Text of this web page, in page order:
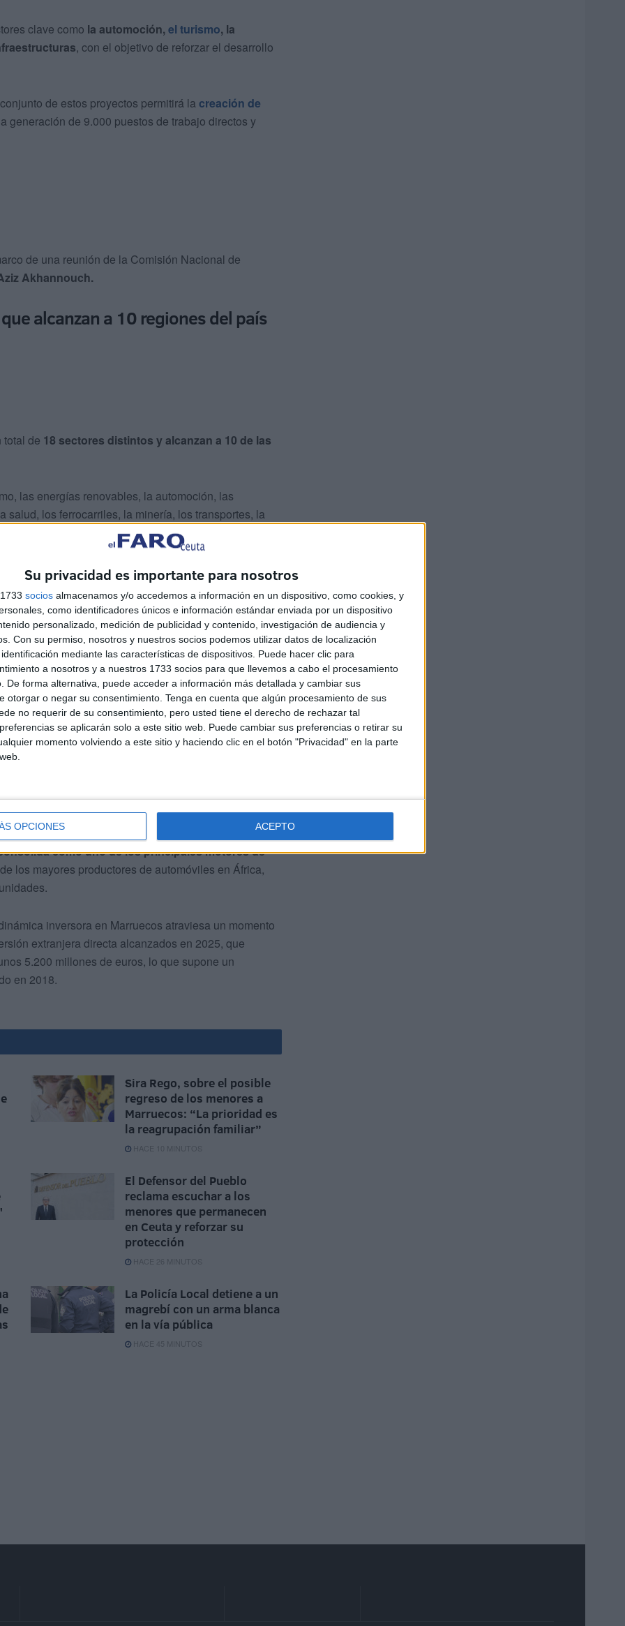
Su privacidad es importante para nosotros
socios almacenamos y/o accedemos a información en un dispositivo, como cookies, y
como identificadores únicos e información estándar enviada por un dispositivo
personalizado, medición de publicidad y contenido, investigación de audiencia y
Con su permiso, nosotros y nuestros socios podemos utilizar datos de localización
mediante las características de dispositivos. Puede hacer clic para
a nosotros y a nuestros 1733 socios para que llevemos a cabo el procesamiento
De forma alternativa, puede acceder a información más detallada y cambiar sus
otorgar o negar su consentimiento. Tenga en cuenta que algún procesamiento de sus
no requerir de su consentimiento, pero usted tiene el derecho de rechazar tal
se aplicarán solo a este sitio web. Puede cambiar sus preferencias o retirar su
momento volviendo a este sitio y haciendo clic en el botón "Privacidad" en la parte
OPCIONES ACEPTO
clave como la automoción, el turismo, la
, con el objetivo de reforzar el desarrollo
de estos proyectos permitirá la creación de
generación de 9.000 puestos de trabajo directos y
de una reunión de la Comisión Nacional de
Akhannouch.
alcanzan a 10 regiones del país
total de 18 sectores distintos y alcanzan a 10 de las
las energías renovables, la automoción, las
salud, los ferrocarriles, la minería, los transportes, la
la enseñanza superior.
lidera la creación de puestos de trabajo,
turismo, con un 17 %, y las industrias
como uno de los principales motores de
los mayores productores de automóviles en África,
inversora en Marruecos atraviesa un momento
extranjera directa alcanzados en 2025, que
5.200 millones de euros, lo que supone un
en 2018.
Sira Rego, sobre el posible
regreso de los menores a
Marruecos: “La prioridad es
la reagrupación familiar”
HACE 10 MINUTOS
El Defensor del Pueblo
reclama escuchar a los
menores que permanecen
en Ceuta y reforzar su
protección
HACE 26 MINUTOS
La Policía Local detiene a un
magrebí con un arma blanca
en la vía pública
HACE 45 MINUTOS